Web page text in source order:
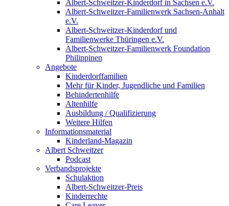
Albert-Schweitzer-Kinderdorf in Sachsen e.V.
Albert-Schweitzer-Familienwerk Sachsen-Anhalt
e.V.
Albert-Schweitzer-Kinderdorf und
Familienwerke Thüringen e.V.
Albert-Schweitzer-Familienwerk Foundation
Philippinen
Angebote
Kinderdorffamilien
Mehr für Kinder, Jugendliche und Familien
Behindertenhilfe
Altenhilfe
Ausbildung / Qualifizierung
Weitere Hilfen
Informationsmaterial
Kinderland-Magazin
Albert Schweitzer
Podcast
Verbandsprojekte
Schulaktion
Albert-Schweitzer-Preis
Kinderrechte